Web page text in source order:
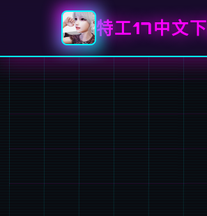
特工17中文